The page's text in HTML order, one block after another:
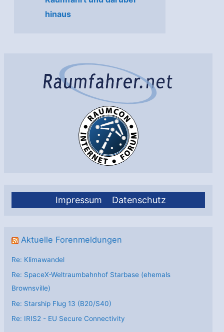
Impressum Datenschutz
Aktuelle Forenmeldungen
Re: Klimawandel
Re: SpaceX-Weltraumbahnhof Starbase (ehemals
Brownsville)
Re: Starship Flug 13 (B20/S40)
Re: IRIS2 - EU Secure Connectivity
hinaus